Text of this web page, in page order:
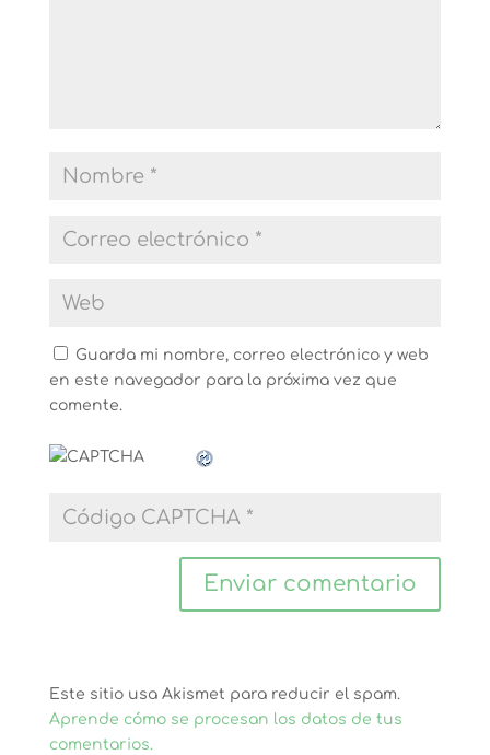
Guarda mi nombre, correo electrónico y web
en este navegador para la próxima vez que
comente.
Este sitio usa Akismet para reducir el spam.
Aprende cómo se procesan los datos de tus
comentarios.